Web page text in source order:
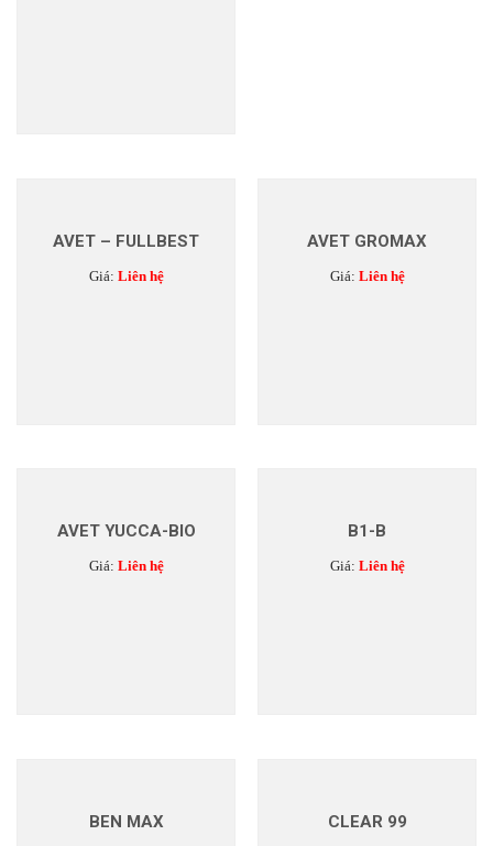
AVET – FULLBEST
Giá: Liên hệ
AVET GROMAX
Giá: Liên hệ
AVET YUCCA-BIO
Giá: Liên hệ
B1-B
Giá: Liên hệ
BEN MAX CLEAR 99